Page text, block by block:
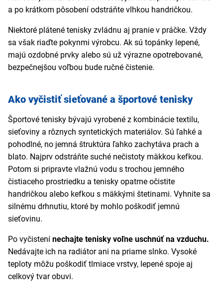
a po krátkom pôsobení odstráňte vlhkou handričkou.
Niektoré plátené tenisky zvládnu aj pranie v práčke. Vždy
sa však riaďte pokynmi výrobcu. Ak sú topánky lepené,
majú ozdobné prvky alebo sú už výrazne opotrebované,
bezpečnejšou voľbou bude ručné čistenie.
Ako vyčistiť sieťované a športové tenisky
Športové tenisky bývajú vyrobené z kombinácie textilu,
sieťoviny a rôznych syntetických materiálov. Sú ľahké a
pohodlné, no jemná štruktúra ľahko zachytáva prach a
blato. Najprv odstráňte suché nečistoty mäkkou kefkou.
Potom si pripravte vlažnú vodu s trochou jemného
čistiaceho prostriedku a tenisky opatrne očistite
handričkou alebo kefkou s mäkkými štetinami. Vyhnite sa
silnému drhnutiu, ktoré by mohlo poškodiť jemnú
sieťovinu.
Po vyčistení nechajte tenisky voľne uschnúť na vzduchu.
Nedávajte ich na radiátor ani na priame slnko. Vysoké
teploty môžu poškodiť tlmiace vrstvy, lepené spoje aj
celkový tvar obuvi.